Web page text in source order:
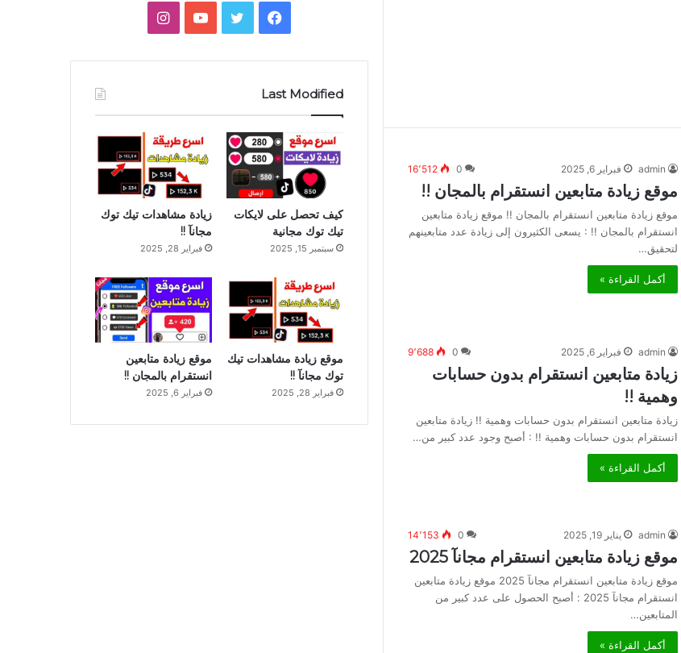
admin فبراير 6, 2025 0 16٬512
موقع زيادة متابعين انستقرام بالمجان !!
موقع زيادة متابعين انستقرام بالمجان !! موقع زيادة متابعين
انستقرام بالمجان !! : يسعى الكثيرون إلى زيادة عدد متابعينهم
لتحقيق…
أكمل القراءة »
admin فبراير 6, 2025 0 9٬688
زيادة متابعين انستقرام بدون حسابات
وهمية !!
زيادة متابعين انستقرام بدون حسابات وهمية !! زيادة متابعين
انستقرام بدون حسابات وهمية !! : أصبح وجود عدد كبير من…
أكمل القراءة »
admin يناير 19, 2025 0 14٬153
موقع زيادة متابعين انستقرام مجانآ 2025
موقع زيادة متابعين انستقرام مجانآ 2025 موقع زيادة متابعين
انستقرام مجانآ 2025 : أصبح الحصول على عدد كبير من
المتابعين…
أكمل القراءة »
فيسبوكتويتر يوتيوبانستقرام
Last Modified
كيف تحصل على لايكات
تيك توك مجانية
سبتمبر 15, 2025
زيادة مشاهدات تيك توك
مجانآ !!
فبراير 28, 2025
موقع زيادة مشاهدات تيك
توك مجانآ !!
فبراير 28, 2025
موقع زيادة متابعين
انستقرام بالمجان !!
فبراير 6, 2025